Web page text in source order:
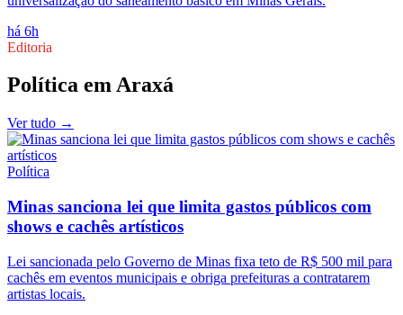
há 6h
Editoria
Política emAraxá
Ver tudo →
Política
Minas sanciona lei que limita gastos públicos com
shows e cachês artísticos
Lei sancionada pelo Governo de Minas fixa teto de R$ 500 mil para
cachês em eventos municipais e obriga prefeituras a contratarem
artistas locais.